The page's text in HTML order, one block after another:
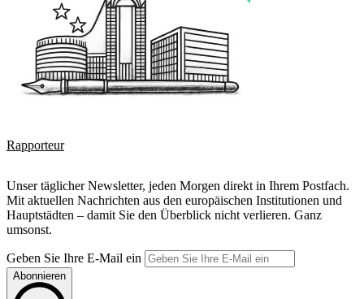
Rapporteur
Unser täglicher Newsletter, jeden Morgen direkt in Ihrem Postfach.
Mit aktuellen Nachrichten aus den europäischen Institutionen und
Hauptstädten – damit Sie den Überblick nicht verlieren. Ganz
umsonst.
Geben Sie Ihre E-Mail ein
Abonnieren